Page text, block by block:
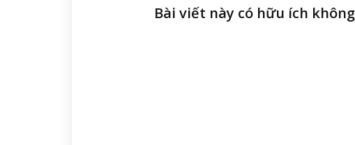
Bài viết này có hữu ích